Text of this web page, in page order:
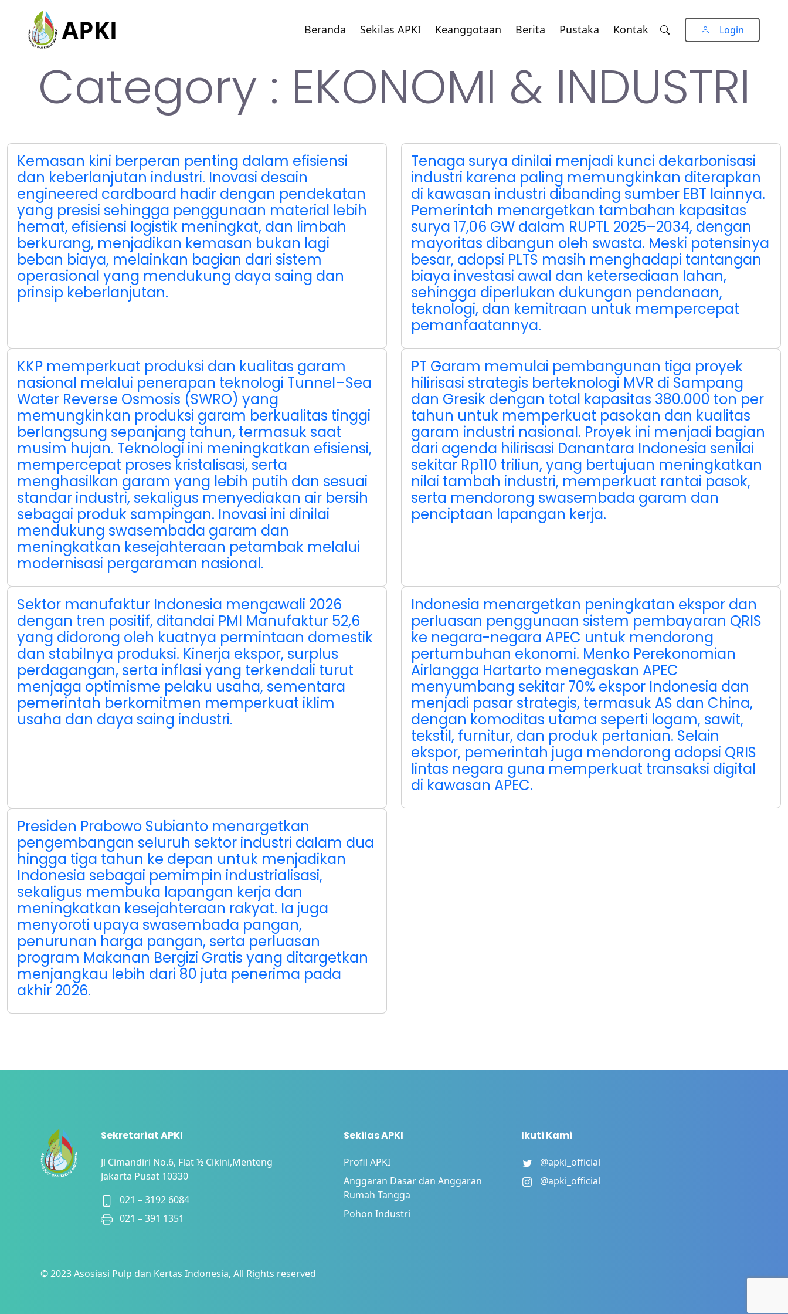
Beranda Sekilas APKI Keanggotaan Berita Pustaka Kontak Login
Category : EKONOMI & INDUSTRI
Kemasan kini berperan penting dalam efisiensi
dan keberlanjutan industri. Inovasi desain
engineered cardboard hadir dengan pendekatan
yang presisi sehingga penggunaan material lebih
hemat, efisiensi logistik meningkat, dan limbah
berkurang, menjadikan kemasan bukan lagi
beban biaya, melainkan bagian dari sistem
operasional yang mendukung daya saing dan
prinsip keberlanjutan.
Tenaga surya dinilai menjadi kunci dekarbonisasi
industri karena paling memungkinkan diterapkan
di kawasan industri dibanding sumber EBT lainnya.
Pemerintah menargetkan tambahan kapasitas
surya 17,06 GW dalam RUPTL 2025–2034, dengan
mayoritas dibangun oleh swasta. Meski potensinya
besar, adopsi PLTS masih menghadapi tantangan
biaya investasi awal dan ketersediaan lahan,
sehingga diperlukan dukungan pendanaan,
teknologi, dan kemitraan untuk mempercepat
pemanfaatannya.
KKP memperkuat produksi dan kualitas garam
nasional melalui penerapan teknologi Tunnel–Sea
Water Reverse Osmosis (SWRO) yang
memungkinkan produksi garam berkualitas tinggi
berlangsung sepanjang tahun, termasuk saat
musim hujan. Teknologi ini meningkatkan efisiensi,
mempercepat proses kristalisasi, serta
menghasilkan garam yang lebih putih dan sesuai
standar industri, sekaligus menyediakan air bersih
sebagai produk sampingan. Inovasi ini dinilai
mendukung swasembada garam dan
meningkatkan kesejahteraan petambak melalui
modernisasi pergaraman nasional.
PT Garam memulai pembangunan tiga proyek
hilirisasi strategis berteknologi MVR di Sampang
dan Gresik dengan total kapasitas 380.000 ton per
tahun untuk memperkuat pasokan dan kualitas
garam industri nasional. Proyek ini menjadi bagian
dari agenda hilirisasi Danantara Indonesia senilai
sekitar Rp110 triliun, yang bertujuan meningkatkan
nilai tambah industri, memperkuat rantai pasok,
serta mendorong swasembada garam dan
penciptaan lapangan kerja.
Sektor manufaktur Indonesia mengawali 2026
dengan tren positif, ditandai PMI Manufaktur 52,6
yang didorong oleh kuatnya permintaan domestik
dan stabilnya produksi. Kinerja ekspor, surplus
perdagangan, serta inflasi yang terkendali turut
menjaga optimisme pelaku usaha, sementara
pemerintah berkomitmen memperkuat iklim
usaha dan daya saing industri.
Indonesia menargetkan peningkatan ekspor dan
perluasan penggunaan sistem pembayaran QRIS
ke negara-negara APEC untuk mendorong
pertumbuhan ekonomi. Menko Perekonomian
Airlangga Hartarto menegaskan APEC
menyumbang sekitar 70% ekspor Indonesia dan
menjadi pasar strategis, termasuk AS dan China,
dengan komoditas utama seperti logam, sawit,
tekstil, furnitur, dan produk pertanian. Selain
ekspor, pemerintah juga mendorong adopsi QRIS
lintas negara guna memperkuat transaksi digital
di kawasan APEC.
Presiden Prabowo Subianto menargetkan
pengembangan seluruh sektor industri dalam dua
hingga tiga tahun ke depan untuk menjadikan
Indonesia sebagai pemimpin industrialisasi,
sekaligus membuka lapangan kerja dan
meningkatkan kesejahteraan rakyat. Ia juga
menyoroti upaya swasembada pangan,
penurunan harga pangan, serta perluasan
program Makanan Bergizi Gratis yang ditargetkan
menjangkau lebih dari 80 juta penerima pada
akhir 2026.
Sekretariat APKI
Jl Cimandiri No.6, Flat ½ Cikini,Menteng
Jakarta Pusat 10330
021 – 3192 6084
021 – 391 1351
Sekilas APKI
Profil APKI
Anggaran Dasar dan Anggaran
Rumah Tangga
Pohon Industri
Ikuti Kami
@apki_official
@apki_official
© 2023 Asosiasi Pulp dan Kertas Indonesia, All Rights reserved